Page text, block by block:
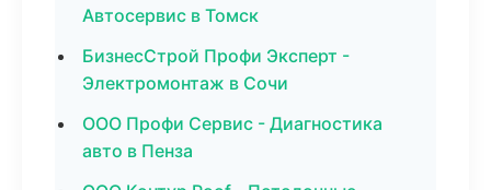
Автосервис в Томск
БизнесСтрой Профи Эксперт -
Электромонтаж в Сочи
ООО Профи Сервис - Диагностика
авто в Пенза